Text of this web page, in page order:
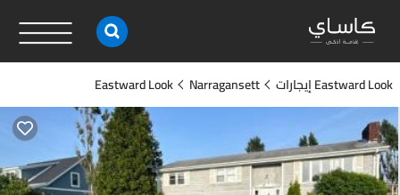
Eastward Look إيجارات Narragansett
Eastward Look